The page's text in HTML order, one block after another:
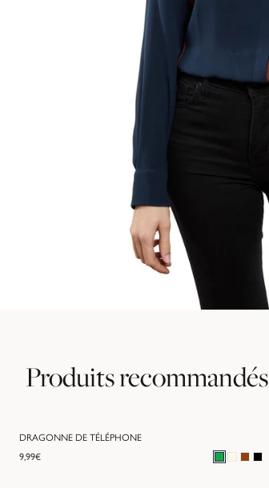
Produits recommandés
DRAGONNE DE TÉLÉPHONE
9,99€